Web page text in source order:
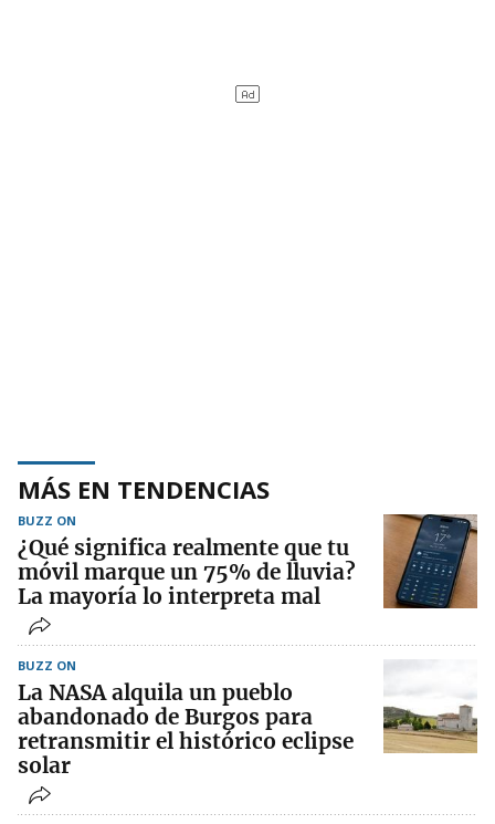
MÁS EN TENDENCIAS
BUZZ ON
¿Qué significa realmente que tu
móvil marque un 75% de lluvia?
La mayoría lo interpreta mal
BUZZ ON
La NASA alquila un pueblo
abandonado de Burgos para
retransmitir el histórico eclipse
solar